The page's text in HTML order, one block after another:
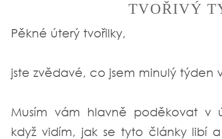
TVOŘIVÝ
Pěkné úterý tvořilky,
jste zvědavé, co jsem minulý týden
Musím vám hlavně poděkovat v
když vidím, jak se tyto články libí